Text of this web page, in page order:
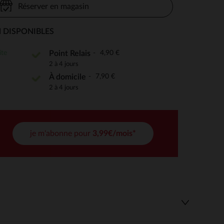
de confidentialité, en garantissant la conformité avec
Réserver en magasin
Point Relais 4,90 €
2 à 4 jours
À domicile 7,90 €
2 à 4 jours
je m'abonne pour 3,99€/mois*